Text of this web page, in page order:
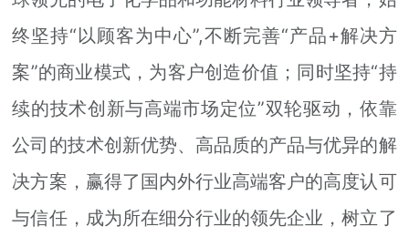
终坚持“以顾客为中心”,不断完善“产品+解决方
案”的商业模式，为客户创造价值；同时坚持“持
续的技术创新与高端市场定位”双轮驱动，依靠
公司的技术创新优势、高品质的产品与优异的解
决方案，赢得了国内外行业高端客户的高度认可
与信任，成为所在细分行业的领先企业，树立了